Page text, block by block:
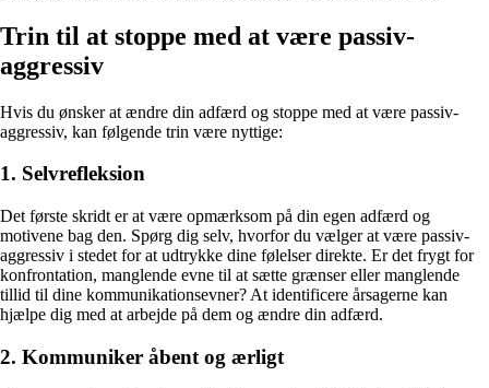
Trin til at stoppe med at være passiv-
aggressiv
Hvis du ønsker at ændre din adfærd og stoppe med at være passiv-
aggressiv, kan følgende trin være nyttige:
1. Selvrefleksion
Det første skridt er at være opmærksom på din egen adfærd og
motivene bag den. Spørg dig selv, hvorfor du vælger at være passiv-
aggressiv i stedet for at udtrykke dine følelser direkte. Er det frygt for
konfrontation, manglende evne til at sætte grænser eller manglende
tillid til dine kommunikationsevner? At identificere årsagerne kan
hjælpe dig med at arbejde på dem og ændre din adfærd.
2. Kommuniker åbent og ærligt